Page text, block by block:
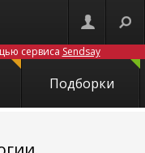
сервиса Sendsay
Подборки